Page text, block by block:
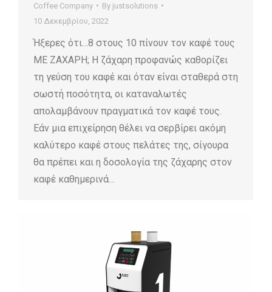
Coffee Company By justsolutions
10 Δεκεμβρίου, 2022
Ήξερες ότι…8 στους 10 πίνουν τον καφέ τους
ΜΕ ΖΑΧΑΡΗ; Η ζάχαρη προφανώς καθορίζει
τη γεύση του καφέ και όταν είναι σταθερά στη
σωστή ποσότητα, οι καταναλωτές
απολαμβάνουν πραγματικά τον καφέ τους.
Εάν μια επιχείρηση θέλει να σερβίρει ακόμη
καλύτερο καφέ στους πελάτες της, σίγουρα
θα πρέπει και η δοσολογία της ζάχαρης στον
καφέ καθημερινά…